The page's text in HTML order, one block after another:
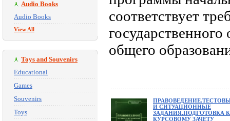
Audio Books
Audio Books
View All
Toys and Souvenirs
Educational
Games
Souvenirs
Toys
соответствует
государственного
общего
И СИТУАЦИОННЫЕ
ЗАДАНИЯ.ПОДГОТОВКА К
КУРСОВОМУ ЗАЧЕТУ